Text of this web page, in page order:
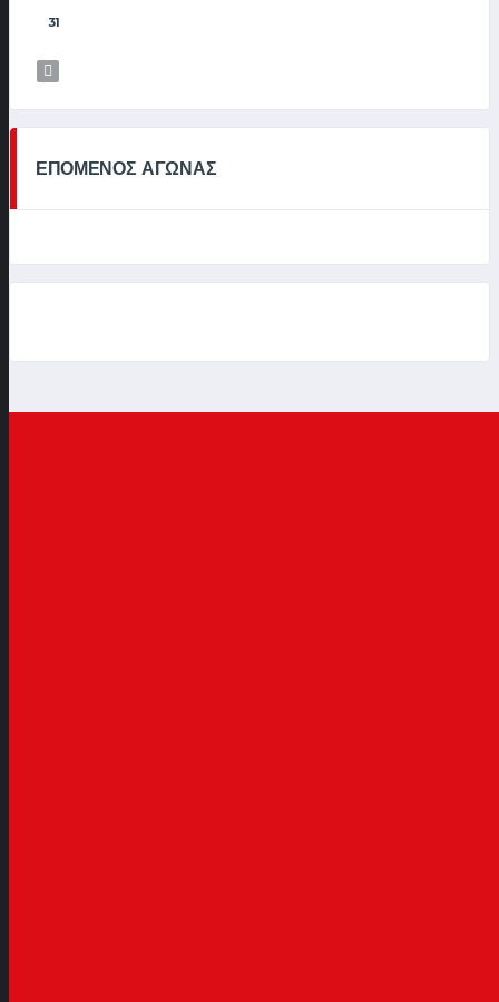
31
ΕΠΟΜΕΝΟΣ ΑΓΩΝΑΣ